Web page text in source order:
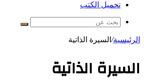
تحميل الكتب
بحث
الرئيسية/ السيرة الذاتية
السيرة الذاتية